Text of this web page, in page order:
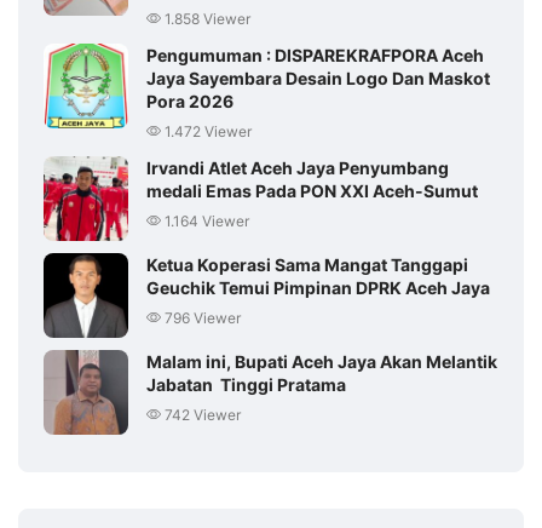
1.858 Viewer
Pengumuman : DISPAREKRAFPORA Aceh
Jaya Sayembara Desain Logo Dan Maskot
Pora 2026
1.472 Viewer
Irvandi Atlet Aceh Jaya Penyumbang
medali Emas Pada PON XXI Aceh-Sumut
1.164 Viewer
Ketua Koperasi Sama Mangat Tanggapi
Geuchik Temui Pimpinan DPRK Aceh Jaya
796 Viewer
Malam ini, Bupati Aceh Jaya Akan Melantik
Jabatan Tinggi Pratama
742 Viewer